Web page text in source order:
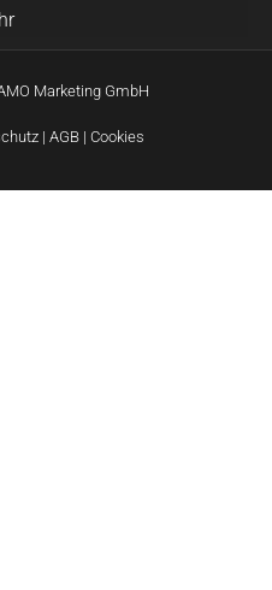
Marketing GmbH
| AGB| Cookies